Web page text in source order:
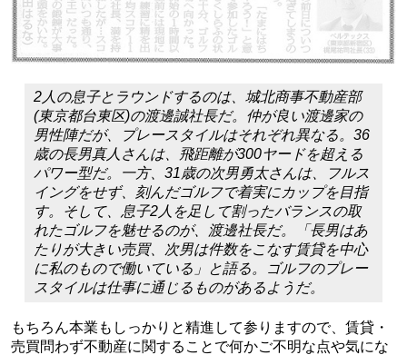
2人の息子とラウンドするのは、城北商事不動産部
(東京都台東区)の渡邊誠社長だ。仲が良い渡邊家の
男性陣だが、プレースタイルはそれぞれ異なる。36
歳の長男真人さんは、飛距離が300ヤードを超える
パワー型だ。一方、31歳の次男勇太さんは、フルス
イングをせず、刻んだゴルフで着実にカップを目指
す。そして、息子2人を足して割ったバランスの取
れたゴルフを魅せるのが、渡邊社長だ。「長男はあ
たりが大きい売買、次男は件数をこなす賃貸を中心
に私のもので働いている」と語る。ゴルフのプレー
スタイルは仕事に通じるものがあるようだ。
もちろん本業もしっかりと精進して参りますので、賃貸・
売買問わず不動産に関することで何かご不明な点や気にな